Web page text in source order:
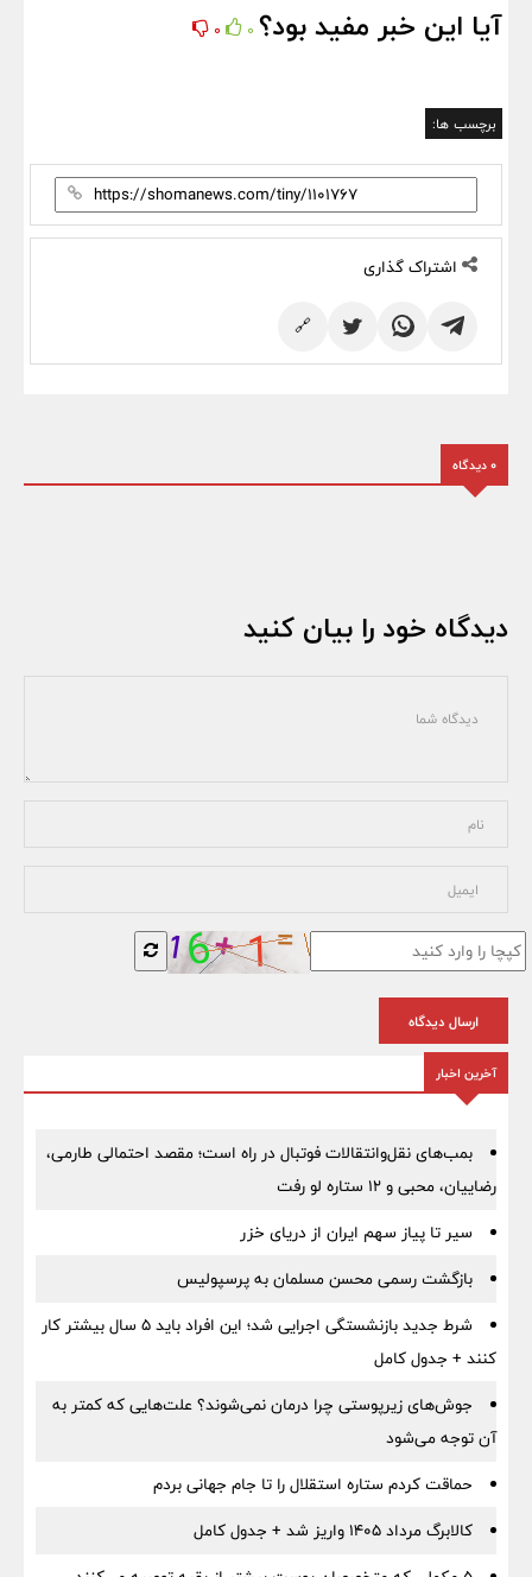
آیا این خبر مفید بود؟ 0
0
برچسب ها:
اشتراک گذاری
🔗
0 دیدگاه
دیدگاه خود را بیان کنید
ارسال دیدگاه
آخرین اخبار
بمب‌های نقل‌وانتقالات فوتبال در راه است؛ مقصد احتمالی طارمی،
رضاییان، محبی و ۱۲ ستاره لو رفت
سیر تا پیاز سهم ایران از دریای خزر
بازگشت رسمی محسن مسلمان به پرسپولیس
شرط جدید بازنشستگی اجرایی شد؛ این افراد باید ۵ سال بیشتر کار
کنند + جدول کامل
جوش‌های زیرپوستی چرا درمان نمی‌شوند؟ علت‌هایی که کمتر به
آن توجه می‌شود
حماقت کردم ستاره استقلال را تا جام جهانی بردم
کالابرگ مرداد ۱۴۰۵ واریز شد + جدول کامل